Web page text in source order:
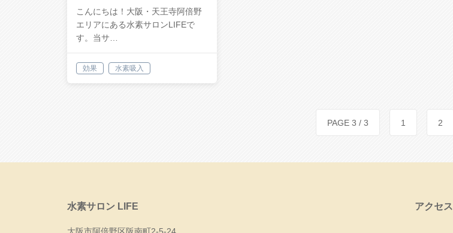
こんにちは！大阪・天王寺阿倍野
エリアにある水素サロンLIFEで
す。当サ…
効果 水素吸入
PAGE 3 / 3 1 2
水素サロン LIFE アクセス